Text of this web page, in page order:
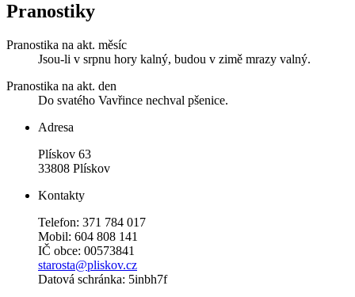
Pranostiky
Pranostika na akt. měsíc
Jsou-li v srpnu hory kalný, budou v zimě mrazy valný.
Pranostika na akt. den
Do svatého Vavřince nechval pšenice.
Adresa
Plískov 63
33808 Plískov
Kontakty
Telefon: 371 784 017
Mobil: 604 808 141
IČ obce: 00573841
starosta@pliskov.cz
Datová schránka: 5inbh7f